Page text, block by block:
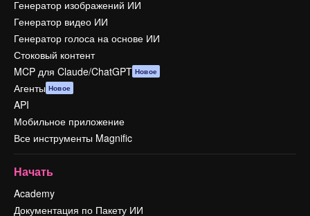
Генератор изображений ИИ
Генератор видео ИИ
Генератор голоса на основе ИИ
Стоковый контент
MCP для Claude/ChatGPT Новое
Агенты Новое
API
Мобильное приложение
Все инструменты Magnific
Начать
Academy
Документация по Пакету ИИ